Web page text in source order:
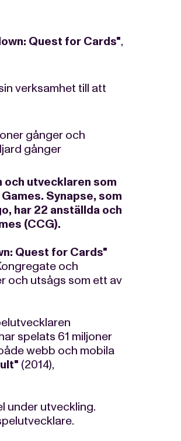
Quest for Cards",
verksamhet till att
gånger och
gånger
utvecklaren som
Synapse, som
har 22 anställda och
(CCG).
Quest for Cards"
och
och utsågs som ett av
spelats 61 miljoner
webb och mobila
(2014),
under utveckling.